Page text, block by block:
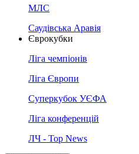
МЛС
Саудівська Аравія
Єврокубки
Ліга чемпіонів
Ліга Європи
Суперкубок УЄФА
Ліга конференцій
ЛЧ - Top News